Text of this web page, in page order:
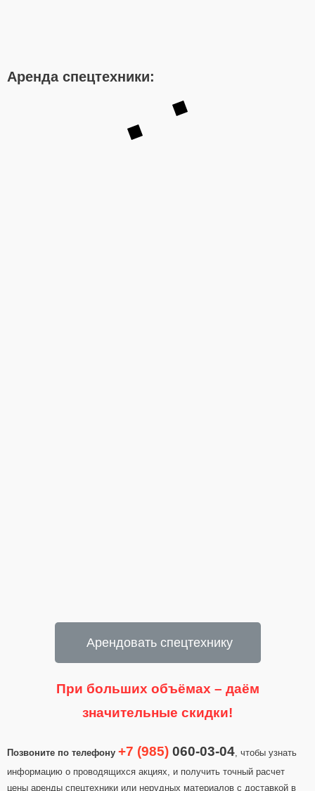
Аренда спецтехники:
Арендовать спецтехнику
При больших объёмах – даём
значительные скидки!
Позвоните по телефону +7 (985) 060-03-04 , чтобы узнать
информацию о проводящихся акциях, и получить точный расчет
цены аренды спецтехники или нерудных материалов с доставкой в